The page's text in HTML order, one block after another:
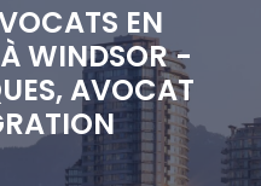
EN
WINDSOR -
AVOCAT